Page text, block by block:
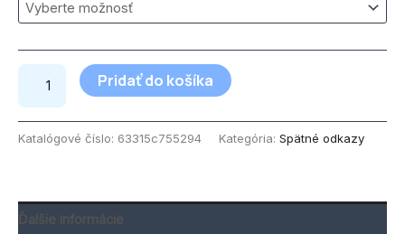
Pridať do košíka
Katalógové číslo: 63315c755294 Kategória: Spätné odkazy
Ďalšie informácie